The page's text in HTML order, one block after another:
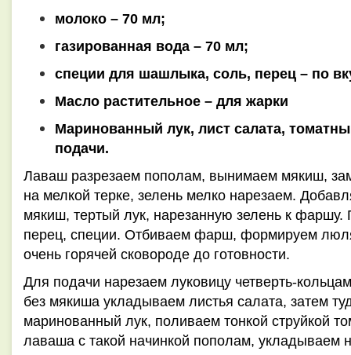
молоко – 70 мл;
газированная вода – 70 мл;
специи для шашлыка, соль, перец – по
Масло растительное – для жарки
Маринованный лук, лист салата,
подачи.
Лаваш разрезаем пополам, вынимаем мякиш,
на мелкой терке, зелень мелко нарезаем.
мякиш, тертый лук, нарезанную зелень к
перец, специи. Отбиваем фарш, формируем
очень горячей сковороде до готовности.
Для подачи нарезаем луковицу четверть-
без мякиша укладываем листья салата, затем
маринованный лук, поливаем тонкой струйкой
лаваша с такой начинкой пополам, укладываем